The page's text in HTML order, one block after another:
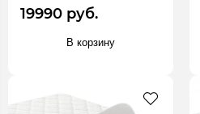
19990 руб.
В корзину